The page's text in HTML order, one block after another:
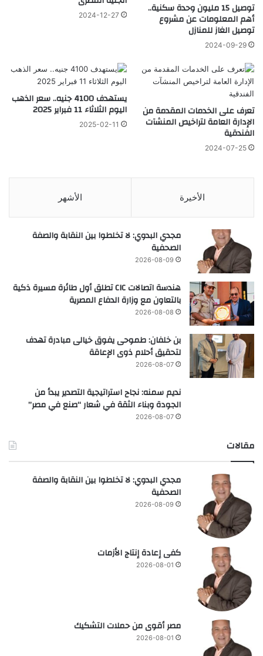
توصيل 15 مليون وحدة سكنية..
أهم المعلومات عن مشروع
توصيل الغاز للمنازل
2024-09-29
2024-12-27
تعرف على الخدمات المقدمة من
الإدارة العامة لتراخيص المنشآت
الفندقية
2024-07-25
يستهدف 4100 جنيه.. سعر الذهب
اليوم الثلاثاء 11 فبراير 2025
2025-02-11
الأخيرة الأشهر
مجدي البدوي: لا تخلطوا بين النقابة والصفة
الصحفية
2026-08-09
هندسة اتصالات CIC تطلق أول طائرة مسيرة ذكية
بالتعاون مع وزارة الدفاع المصرية
2026-08-08
بن خلفان: طموحى يفوق خيالى مبادرة تهدف
لتحقيق أحلام ذوى الإعاقة
2026-08-07
نديم سمنه: نجاح استراتيجية التصدير يبدأ من
الجودة وبناء الثقة في شعار “صنع في مصر”
2026-08-07
مقالات
مجدي البدوي: لا تخلطوا بين النقابة والصفة
الصحفية
2026-08-09
كفى إعادة إنتاج الأزمات
2026-08-01
مصر أقوى من حملات التشكيك
2026-08-01